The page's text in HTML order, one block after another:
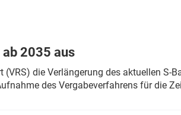
ab 2035 aus
die Verlängerung des aktuellen S-
des Vergabeverfahrens für die